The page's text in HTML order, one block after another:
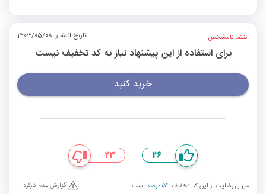
انقضا نامشخص تاریخ انتشار: 1403/05/08
برای استفاده از این پیشنهاد نیاز به کد تخفیف نیست
خرید کنید
26
23
میزان رضایت از این کد تخفیف 54 درصد است گزارش عدم کارکرد